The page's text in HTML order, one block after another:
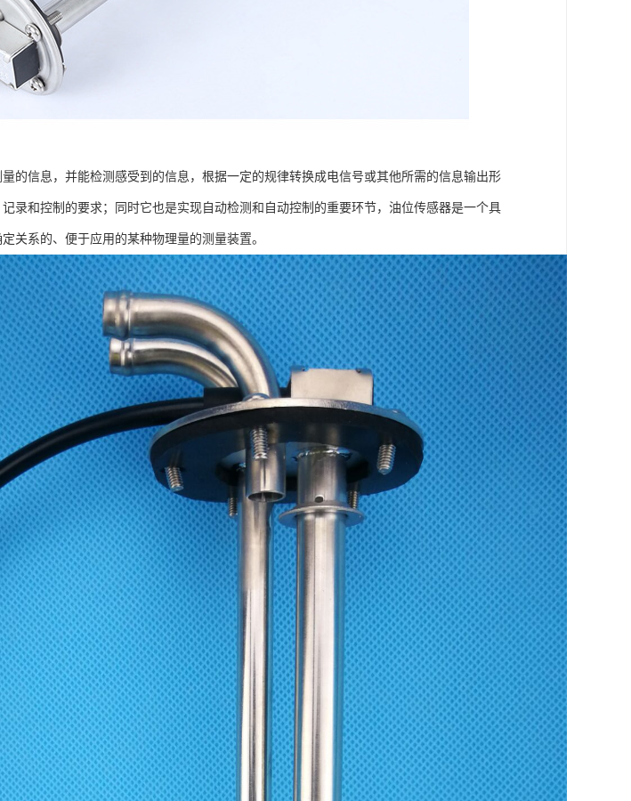
的信息，并能检测感受到的信息，根据一定的规律转换成电信号或其他所需的信息输出形
录和控制的要求；同时它也是实现自动检测和自动控制的重要环节，油位传感器是一个具
关系的、便于应用的某种物理量的测量装置。